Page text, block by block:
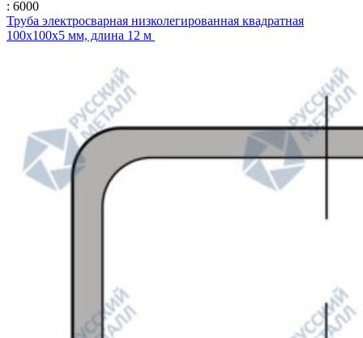
: 6000
Труба электросварная низколегированная квадратная
100х100х5 мм, длина 12 м